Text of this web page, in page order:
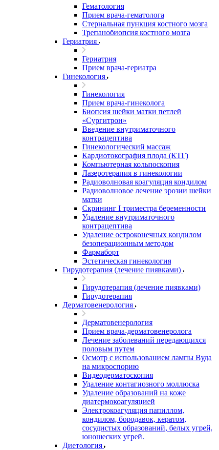
Гематология
Прием врача-гематолога
Стернальная пункция костного мозга
Трепанобиопсия костного мозга
Гериатрия
Гериатрия
Прием врача-гериатра
Гинекология
Гинекология
Прием врача-гинеколога
Биопсия шейки матки петлей
«Сургитрон»
Введение внутриматочного
контрацептива
Гинекологический массаж
Кардиотокография плода (КТГ)
Компьютерная кольпоскопия
Лазеротерапия в гинекологии
Радиоволновая коагуляция кондилом
Радиоволновое лечение эрозии шейки
матки
Скрининг I триместра беременности
Удаление внутриматочного
контрацептива
Удаление остроконечных кондилом
безоперационным методом
Фармаборт
Эстетическая гинекология
Гирудотерапия (лечение пиявками)
Гирудотерапия (лечение пиявками)
Гирудотерапия
Дерматовенерология
Дерматовенерология
Прием врача-дерматовенеролога
Лечение заболеваний передающихся
половым путем
Осмотр с использованием лампы Вуда
на микроспорию
Видеодерматоскопия
Удаление контагиозного моллюска
Удаление образований на коже
диатермокоагуляцией
Электрокоагуляция папиллом,
кондилом, бородавок, кератом,
сосудистых образований, белых угрей,
юношеских угрей.
Диетология